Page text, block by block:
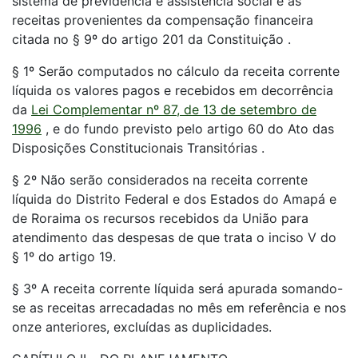
receitas provenientes da compensação financeira
citada no § 9º do artigo 201 da Constituição .
§ 1º Serão computados no cálculo da receita corrente
líquida os valores pagos e recebidos em decorrência
da Lei Complementar nº 87, de 13 de setembro de
1996 , e do fundo previsto pelo artigo 60 do Ato das
Disposições Constitucionais Transitórias .
§ 2º Não serão considerados na receita corrente
líquida do Distrito Federal e dos Estados do Amapá e
de Roraima os recursos recebidos da União para
atendimento das despesas de que trata o inciso V do
§ 1º do artigo 19.
§ 3º A receita corrente líquida será apurada somando-
se as receitas arrecadadas no mês em referência e nos
onze anteriores, excluídas as duplicidades.